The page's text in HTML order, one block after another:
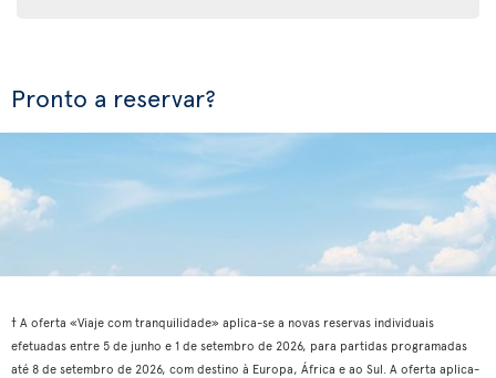
Pronto a reservar?
† A oferta «Viaje com tranquilidade» aplica-se a novas reservas individuais
efetuadas entre 5 de junho e 1 de setembro de 2026, para partidas programadas
até 8 de setembro de 2026, com destino à Europa, África e ao Sul. A oferta aplica-